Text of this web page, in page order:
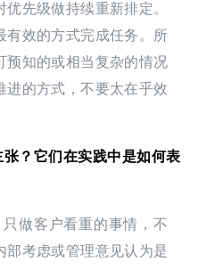
先级做持续重新排定。
有效的方式完成任务。所
预知的或相当复杂的情况
进的方式，不要太在乎效
？它们在实践中是如何表
只做客户看重的事情，不
部考虑或管理意见认为是